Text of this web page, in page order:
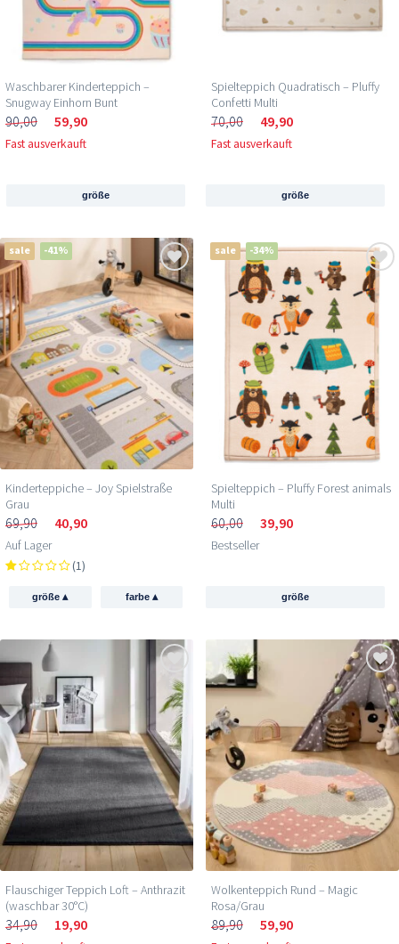
Waschbarer Kinderteppich –
Snugway Einhorn Bunt
90,00 59,90
Fast ausverkauft
größe
Spielteppich Quadratisch – Pluffy
Confetti Multi
70,00 49,90
Fast ausverkauft
größe
sale -41%
Kinderteppiche – Joy Spielstraße
Grau
69,90 40,90
Auf Lager
(1)
größe▴ farbe ▴
sale -34%
Spielteppich – Pluffy Forest animals
Multi
60,00 39,90
Bestseller
größe
Flauschiger Teppich Loft – Anthrazit
(waschbar 30°C)
34,90 19,90
Wolkenteppich Rund – Magic
Rosa/Grau
89,90 59,90